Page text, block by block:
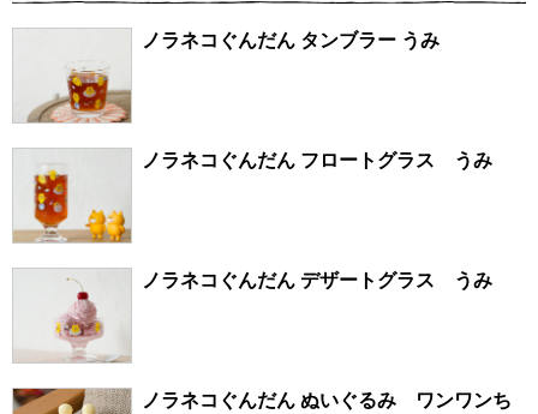
ノラネコぐんだん タンブラー うみ
ノラネコぐんだん フロートグラス うみ
ノラネコぐんだん デザートグラス うみ
ノラネコぐんだん ぬいぐるみ ワンワンち